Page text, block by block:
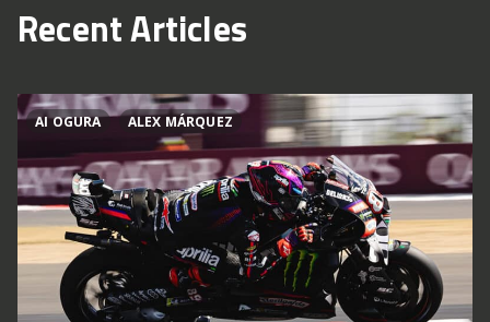
Recent Articles
AI OGURA ALEX MÁRQUEZ